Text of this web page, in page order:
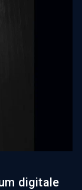
digitale